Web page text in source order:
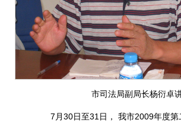
市司法局副局长杨衍卓
7月30日至31日， 我市2009年度第